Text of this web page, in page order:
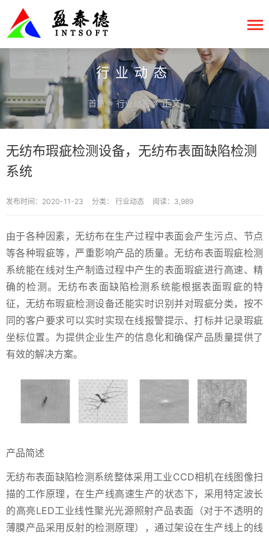
行业动态
首页 »行业动态» 正文
无纺布瑕疵检测设备，无纺布表面缺陷检测
系统
发布时间：2020-11-23 分类： 行业动态 阅读：3,989
由于各种因素，无纺布在生产过程中表面会产生污点、节点
等各种瑕疵等，严重影响产品的质量。无纺布表面瑕疵检测
系统能在线对生产制造过程中产生的表面瑕疵进行高速、精
确的检测。无纺布表面缺陷检测系统能根据表面瑕疵的特
征，无纺布瑕疵检测设备还能实时识别并对瑕疵分类，按不
同的客户要求可以实时实现在线报警提示、打标并记录瑕疵
坐标位置。为提供企业生产的信息化和确保产品质量提供了
有效的解决方案。
产品简述
无纺布表面缺陷检测系统整体采用工业CCD相机在线图像扫
描的工作原理，在生产线高速生产的状态下，采用特定波长
的高亮LED工业线性聚光光源照射产品表面（对于不透明的
薄膜产品采用反射的检测原理），通过架设在生产线上的线